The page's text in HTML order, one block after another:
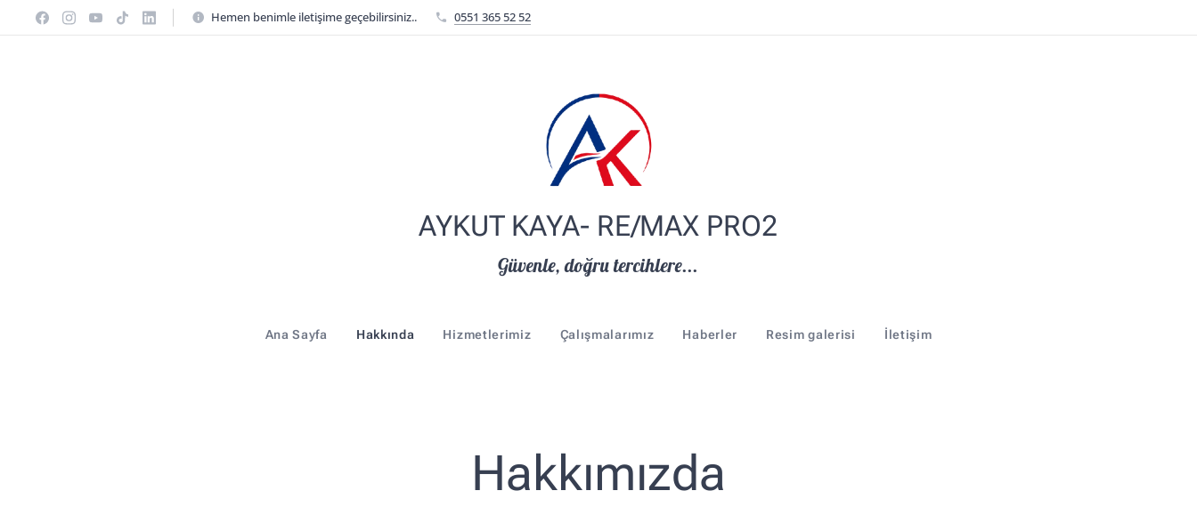
Hemen benimle iletişime geçebilirsiniz.. 0551 365 52 52
AYKUT KAYA- RE/MAX PRO2
Güvenle, doğru tercihlere...
Ana Sayfa Hakkında Hizmetlerimiz Çalışmalarımız Haberler Resim galerisi İletişim
Hakkımızda